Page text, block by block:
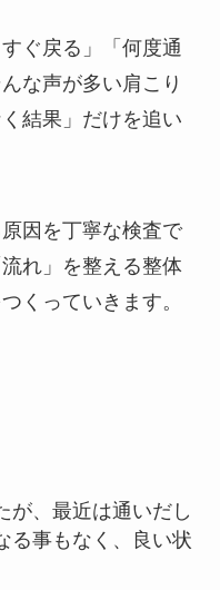
ぐ戻る」「何度通
な声が多い肩こり
結果」だけを追い
因を丁寧な検査で
れ」を整える整体
くっていきます。
が、最近は通いだし
る事もなく、良い状